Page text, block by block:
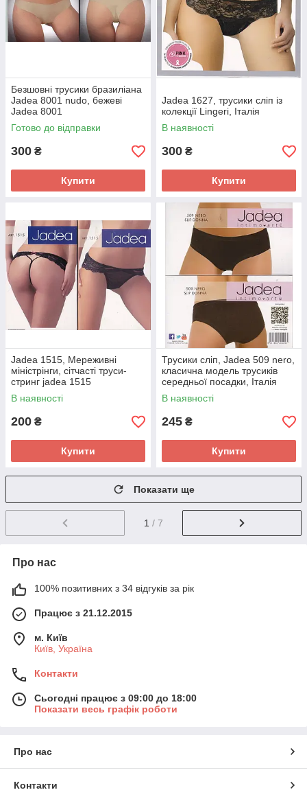
Безшовні трусики бразиліана
Jadea 8001 nudo, бежеві
Jadea 8001
Готово до відправки
300 ₴
Купити
Jadea 1627, трусики сліп із
колекції Lingeri, Італія
В наявності
300 ₴
Купити
Jadea 1515, Мереживні
міністрінги, сітчасті труси-
стринг jadea 1515
В наявності
200 ₴
Купити
Трусики сліп, Jadea 509 nero,
класична модель трусиків
середньої посадки, Італія
В наявності
245 ₴
Купити
Показати ще
1 / 7
Про нас
100% позитивних з 34 відгуків за рік
Працює з 21.12.2015
м. Київ
Київ, Україна
Контакти
Сьогодні працює з 09:00 до 18:00
Показати весь графік роботи
Про нас
Контакти